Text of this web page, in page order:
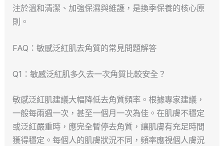
注於溫和清潔、加強保濕與維護，是換季保養的核心原
則。
FAQ：敏感泛紅肌去角質的常見問題解答
Q1：敏感泛紅肌多久去一次角質比較安全？
敏感泛紅肌建議大幅降低去角質頻率。根據專家建議，
一般每兩週一次，甚至一個月一次為佳。在肌膚不穩定
或泛紅嚴重時，應完全暫停去角質，讓肌膚有充足時間
獲得穩定。每個人的肌膚狀況不同，頻率應視個人膚況